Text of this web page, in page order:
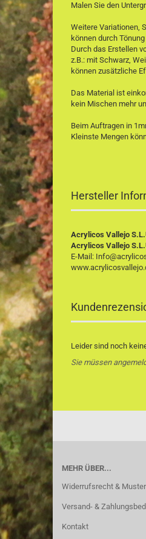
Malen Sie den
Weitere Variationen,
können durch
Durch das Erstellen
z.B.: mit Schwarz,
können zusätzliche
Das Material ist
kein Mischen mehr
Beim Auftragen in
Kleinste Mengen
Hersteller
Acrylicos Vallejo
Acrylicos Vallejo
E-Mail:
Leider sind noch
Sie müssen
MEHR ÜBER...
Widerrufsrecht &
Versand- &
Kontakt